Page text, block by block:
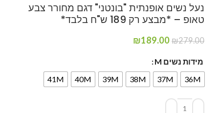
נעל נשים אופנתית "בונטני" דגם מחורר צבע
טאופ – *מבצע רק 189 ש"ח בלבד*
₪279.00
₪189.00
מידות נשים M
36M
37M
38M
39M
40M
41M